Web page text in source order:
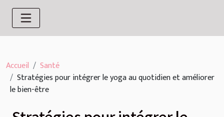
Accueil
Santé
Stratégies pour intégrer le yoga au quotidien et améliorer
le bien-être